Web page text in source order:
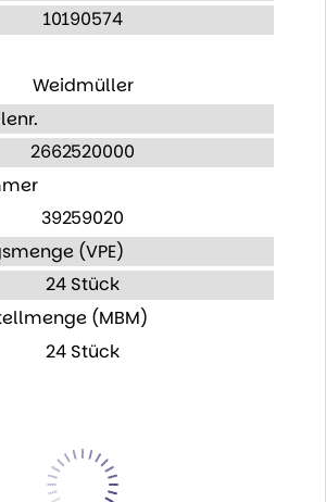
10190574
Weidmüller
2662520000
39259020
(VPE)
24 Stück
(MBM)
24 Stück